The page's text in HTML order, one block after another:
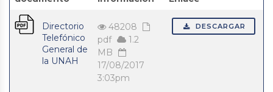
Directorio
Telefónico
General de
la UNAH
48208
pdf
1.2
MB
17/08/2017
3:03pm
DESCARGAR